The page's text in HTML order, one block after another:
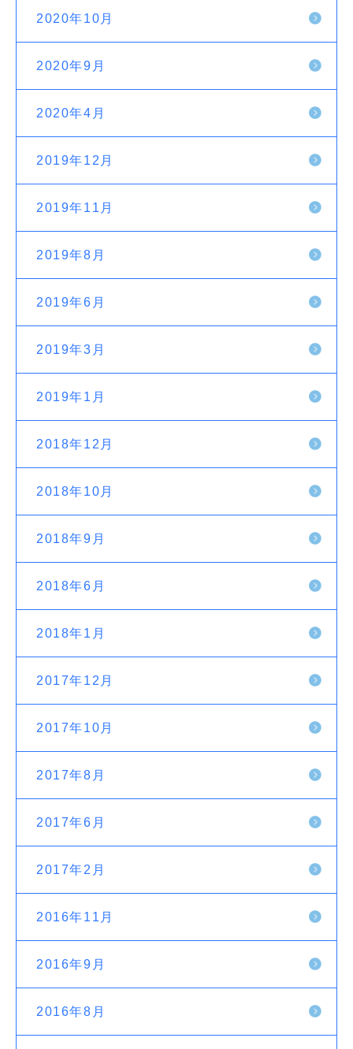
2020年10月
2020年9月
2020年4月
2019年12月
2019年11月
2019年8月
2019年6月
2019年3月
2019年1月
2018年12月
2018年10月
2018年9月
2018年6月
2018年1月
2017年12月
2017年10月
2017年8月
2017年6月
2017年2月
2016年11月
2016年9月
2016年8月